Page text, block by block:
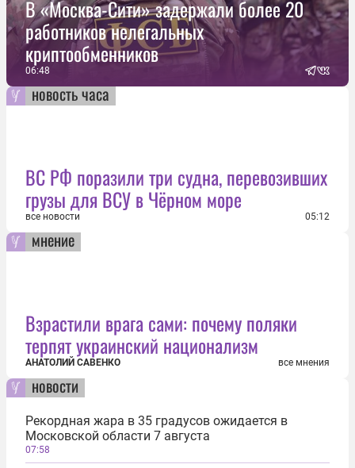
В «Москва-Сити» задержали более 20
работников нелегальных
криптообменников
06:48
новость часа
ВС РФ поразили три судна, перевозивших
грузы для ВСУ в Чёрном море
все новости 05:12
мнение
Взрастили врага сами: почему поляки
терпят украинский национализм
АНАТОЛИЙ САВЕНКО все мнения
новости
Рекордная жара в 35 градусов ожидается в
Московской области 7 августа
07:58